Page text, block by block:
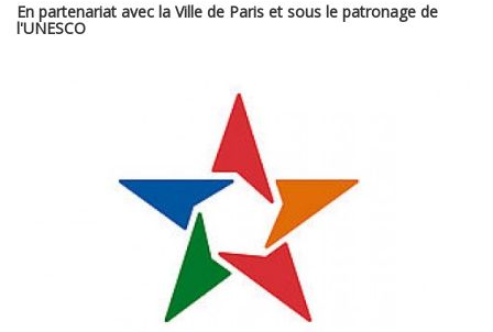
En partenariat avec la Ville de Paris et sous le patronage de
l'UNESCO